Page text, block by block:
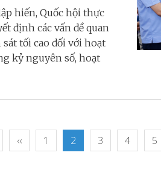
hiến, Quốc hội thực
định các vấn đề quan
tối cao đối với hoạt
kỷ nguyên số, hoạt
‹‹ 1 2 3 4 5